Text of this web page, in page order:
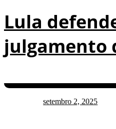
Lula
julgamento
setembro 2, 2025